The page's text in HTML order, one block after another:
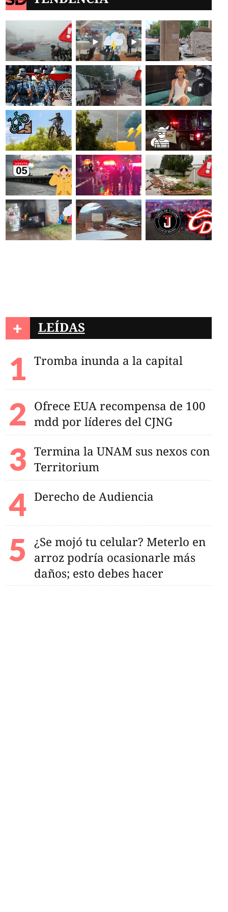
+ LEÍDAS
Tromba inunda a la capital
Ofrece EUA recompensa de 100
mdd por líderes del CJNG
Termina la UNAM sus nexos con
Territorium
Derecho de Audiencia
¿Se mojó tu celular? Meterlo en
arroz podría ocasionarle más
daños; esto debes hacer